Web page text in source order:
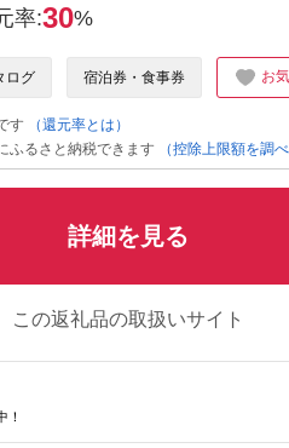
率:30%
ログ 宿泊券・食事券 お
す
（還元率とは）
ふるさと納税できます
（控除上限額を調べ
詳細を見る
この返礼品の取扱いサイト
！